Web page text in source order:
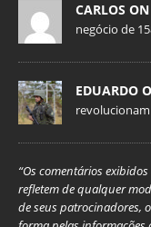
CARLOS ON
negócio de
EDUARDO
“Os comentários
refletem de qualquer
de seus patrocinadores,